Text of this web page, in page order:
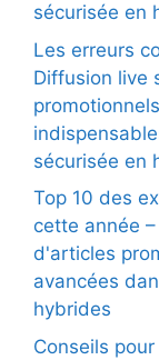
sécurisée en
Les erreurs
Diffusion live
promotionnels
sécurisée en
Top 10 des
cette année
d'articles
avancées
hybrides
Conseils